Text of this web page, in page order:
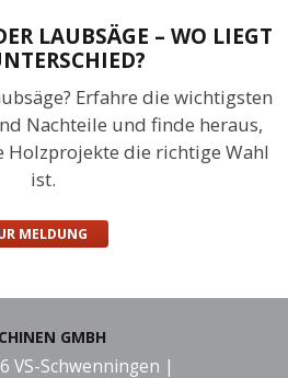
LAUBSÄGE – WO LIEGT
Erfahre die wichtigsten
Nachteile und finde heraus,
Holzprojekte die richtige Wahl
ist.
MELDUNG
GMBH
VS-Schwenningen |